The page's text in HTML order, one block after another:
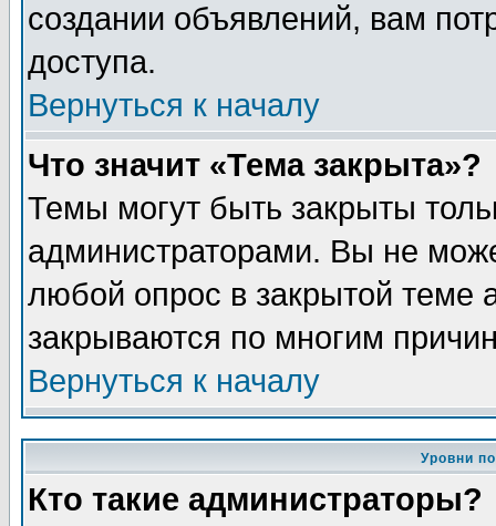
создании объявлений, вам
доступа.
Вернуться к началу
Что значит «Тема закрыта»?
Темы могут быть закрыты
администраторами. Вы не
любой опрос в закрытой теме
закрываются по многим
Вернуться к началу
Уровни
Кто такие администраторы?